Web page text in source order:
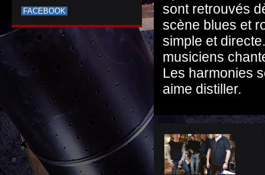
FACEBOOK
sont retrouvés
scène blues et
simple et
musiciens
Les harmonies
aime distiller.